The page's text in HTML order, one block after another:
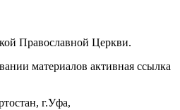
Православной Церкви.
материалов активная ссылка
г.Уфа,